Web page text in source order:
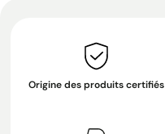
Origine des produits certifiés